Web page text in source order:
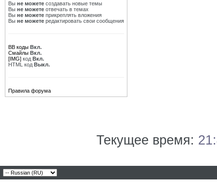
Вы не можете создавать новые темы
Вы не можете отвечать в темах
Вы не можете прикреплять вложения
Вы не можете редактировать свои сообщения
BB коды Вкл.
Смайлы Вкл.
[IMG] код Вкл.
HTML код Выкл.
Правила форума
Текущее время: